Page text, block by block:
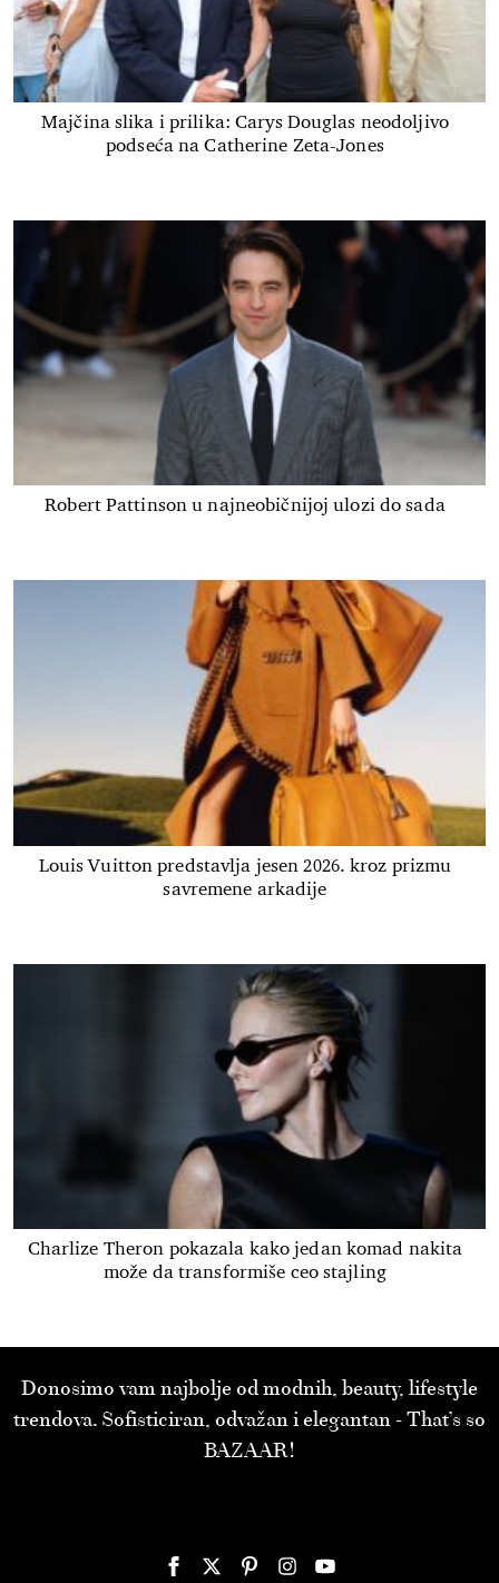
Majčina slika i prilika: Carys Douglas neodoljivo
podseća na Catherine Zeta-Jones
Robert Pattinson u najneobičnijoj ulozi do sada
Louis Vuitton predstavlja jesen 2026. kroz prizmu
savremene arkadije
Charlize Theron pokazala kako jedan komad nakita
može da transformiše ceo stajling
Donosimo vam najbolje od modnih, beauty, lifestyle
trendova. Sofisticiran, odvažan i elegantan - That’s so
BAZAAR!